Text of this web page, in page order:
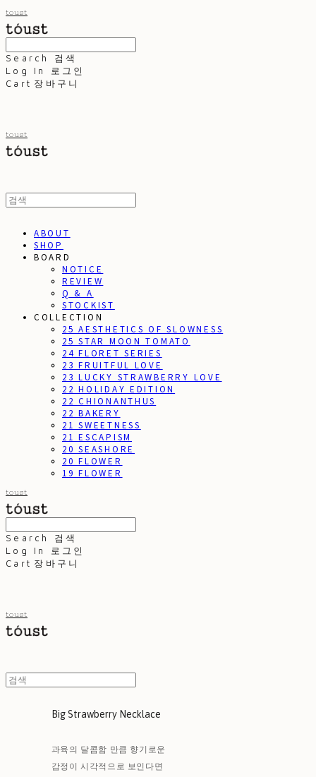
toust
Search
검색
Log In
로그인
Cart 장바구니
toust
ABOUT
SHOP
BOARD
NOTICE
REVIEW
Q & A
STOCKIST
COLLECTION
25 AESTHETICS OF SLOWNESS
25 STAR MOON TOMATO
24 FLORET SERIES
23 FRUITFUL LOVE
23 LUCKY STRAWBERRY LOVE
22 HOLIDAY EDITION
22 CHIONANTHUS
22 BAKERY
21 SWEETNESS
21 ESCAPISM
20 SEASHORE
20 FLOWER
19 FLOWER
toust
Search
검색
Log In
로그인
Cart 장바구니
toust
Big Strawberry Necklace
과육의 달콤함 만큼 향기로운
감정이 시각적으로 보인다면